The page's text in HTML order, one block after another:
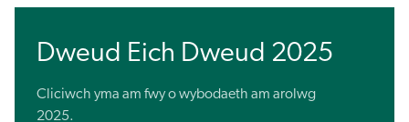
Dweud Eich Dweud 2025
Cliciwch yma am fwy o wybodaeth am arolwg
2025.